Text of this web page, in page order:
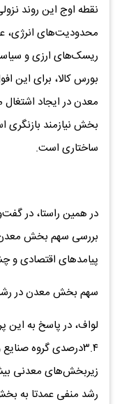
نقطه اوج این روند
محدودیت‌های انرژی،
ریسک‌های ارزی و
بورس کالا، برای این
معدن در ایجاد
بخش نیازمند
ساختاری است.
در همین راستا، در
بررسی سهم بخش معدن
پیامدهای اقتصادی و
سهم بخش معدن در
لواف، در پاسخ به
زیربخش‌های معدنی
رشد منفی عمدتا به